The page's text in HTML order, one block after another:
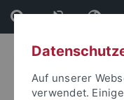
Direkt
zum
Inhalt
Direkt
zur
Fußleiste
Auf unserer
verwendet.